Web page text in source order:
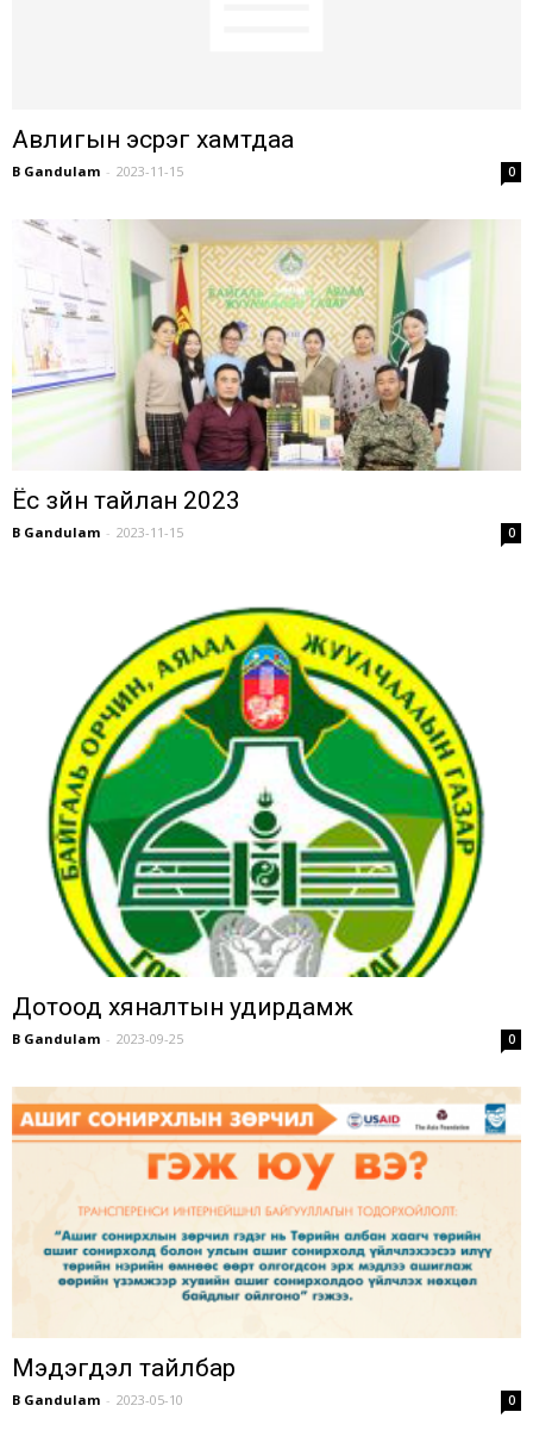
Авлигын эсрэг хамтдаа
B Gandulam - 2023-11-15 0
Ёс зүйн тайлан 2023
B Gandulam - 2023-11-15 0
Дотоод хяналтын удирдамж
B Gandulam - 2023-09-25 0
Мэдэгдэл тайлбар
B Gandulam - 2023-05-10 0